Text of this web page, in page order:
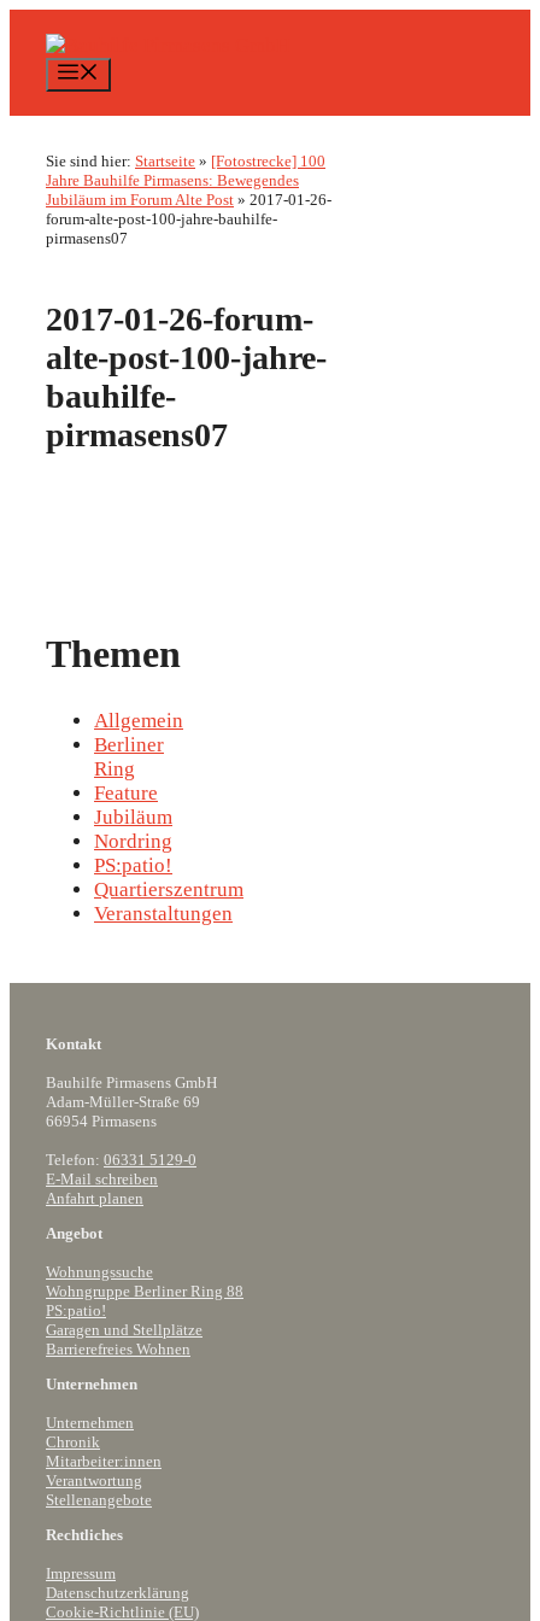
Inhalt
springen
Sie sind hier: Startseite » [Fotostrecke] 100
Jahre Bauhilfe Pirmasens: Bewegendes
Jubiläum im Forum Alte Post » 2017-01-26-
forum-alte-post-100-jahre-bauhilfe-
pirmasens07
2017-01-26-forum-
alte-post-100-jahre-
bauhilfe-
pirmasens07
Themen
Allgemein
Berliner
Ring
Feature
Jubiläum
Nordring
PS:patio!
Quartierszentrum
Veranstaltungen
Kontakt
Bauhilfe Pirmasens GmbH
Adam-Müller-Straße 69
66954 Pirmasens
Telefon: 06331 5129-0
E-Mail schreiben
Anfahrt planen
Angebot
Wohnungssuche
Wohngruppe Berliner Ring 88
PS:patio!
Garagen und Stellplätze
Barrierefreies Wohnen
Unternehmen
Unternehmen
Chronik
Mitarbeiter:innen
Verantwortung
Stellenangebote
Rechtliches
Impressum
Datenschutzerklärung
Cookie-Richtlinie (EU)